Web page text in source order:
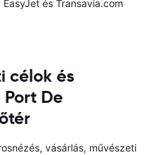
EasyJet és Transavia.com
célok és
De
vásárlás, művészeti